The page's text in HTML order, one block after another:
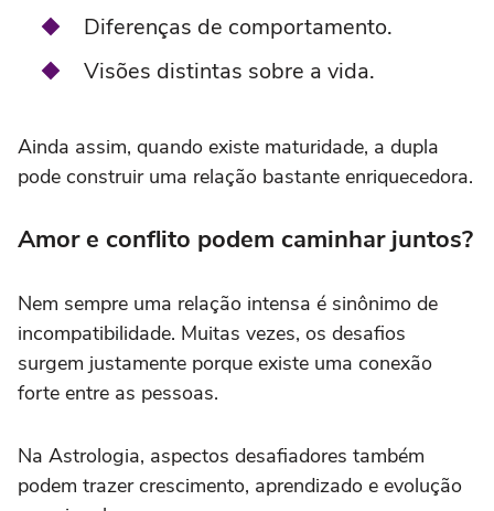
Diferenças de comportamento.
Visões distintas sobre a vida.
Ainda assim, quando existe maturidade, a dupla
pode construir uma relação bastante enriquecedora.
Amor e conflito podem caminhar juntos?
Nem sempre uma relação intensa é sinônimo de
incompatibilidade. Muitas vezes, os desafios
surgem justamente porque existe uma conexão
forte entre as pessoas.
Na Astrologia, aspectos desafiadores também
podem trazer crescimento, aprendizado e evolução